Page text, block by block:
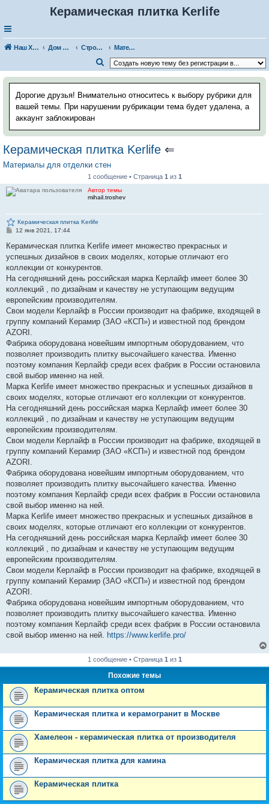
Керамическая плитка Kerlife
Наш Хаус-форум Дом и стройка Строительные и отделочные материалы
Материалы для отделки стен
о
с
Дорогие друзья! Внимательно относитесь к выбору рубрики для
вашей темы. При нарушении рубрикации тема будет удалена, а
аккаунт заблокирован
Керамическая плитка Kerlife ⇐
Материалы для отделки стен
1 сообщение • Страница 1 из 1
Автор темы
mihail.troshev
Керамическая плитка Kerlife
С
о
б
щ
е
и
е
12 янв 2021, 17:44
Керамическая плитка Kerlife имеет множество прекрасных и
успешных дизайнов в своих моделях, которые отличают его
коллекции от конкурентов.
На сегодняшний день российская марка Керлайф имеет более 30
коллекций , по дизайнам и качеству не уступающим ведущим
европейским производителям.
Свои модели Керлайф в России производит на фабрике, входящей в
группу компаний Керамир (ЗАО «КСП») и известной под брендом
AZORI.
Фабрика оборудована новейшим импортным оборудованием, что
позволяет производить плитку высочайшего качества. Именно
поэтому компания Керлайф среди всех фабрик в России остановила
свой выбор именно на ней.
Марка Kerlife имеет множество прекрасных и успешных дизайнов в
своих моделях, которые отличают его коллекции от конкурентов.
На сегодняшний день российская марка Керлайф имеет более 30
коллекций , по дизайнам и качеству не уступающим ведущим
европейским производителям.
Свои модели Керлайф в России производит на фабрике, входящей в
группу компаний Керамир (ЗАО «КСП») и известной под брендом
AZORI.
Фабрика оборудована новейшим импортным оборудованием, что
позволяет производить плитку высочайшего качества. Именно
поэтому компания Керлайф среди всех фабрик в России остановила
свой выбор именно на ней.
Марка Kerlife имеет множество прекрасных и успешных дизайнов в
своих моделях, которые отличают его коллекции от конкурентов.
На сегодняшний день российская марка Керлайф имеет более 30
коллекций , по дизайнам и качеству не уступающим ведущим
европейским производителям.
Свои модели Керлайф в России производит на фабрике, входящей в
группу компаний Керамир (ЗАО «КСП») и известной под брендом
AZORI.
Фабрика оборудована новейшим импортным оборудованием, что
позволяет производить плитку высочайшего качества. Именно
поэтому компания Керлайф среди всех фабрик в России остановила
свой выбор именно на ней. https://www.kerlife.pro/
1 сообщение • Страница 1 из 1
Похожие темы
Керамическая плитка оптом
Керамическая плитка и керамогранит в Москве
Хамелеон - керамическая плитка от производителя
Керамическая плитка для камина
Керамическая плитка